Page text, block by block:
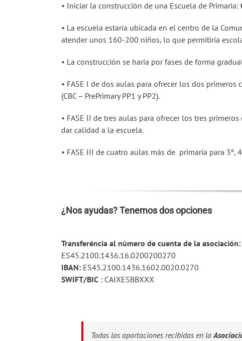
• Iniciar la construcción de una Escuela de Primaria:
• La escuela estaría ubicada en el centro de la
atender unos 160-200 niños, lo que permitiría
• La construcción se haría por fases de forma
• FASE I de dos aulas para ofrecer los dos
(CBC – PrePrimary PP1 y PP2).
• FASE II de tres aulas para ofrecer los tres
dar calidad a la escuela.
• FASE III de cuatro aulas más de primaria para 3º,
¿Nos ayudas? Tenemos dos opciones
Transferéncia al número de cuenta de la asociación:
ES45.2100.1436.16.0200200270
IBAN:ES45.2100.1436.1602.0020.0270
SWIFT/BIC: CAIXESBBXXX
Todas las aportaciones recibidas en la